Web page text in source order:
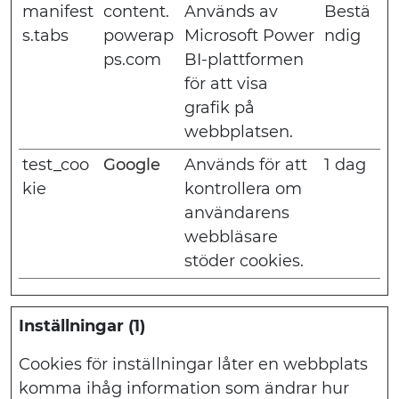
manifest
s.tabs
content.
powerap
ps.com
Används av
Microsoft Power
BI-plattformen
för att visa
grafik på
webbplatsen.
Bestä
ndig
test_coo
kie
Google
Används för att
kontrollera om
användarens
webbläsare
stöder cookies.
1 dag
Inställningar (1)
Cookies för inställningar låter en webbplats
komma ihåg information som ändrar hur